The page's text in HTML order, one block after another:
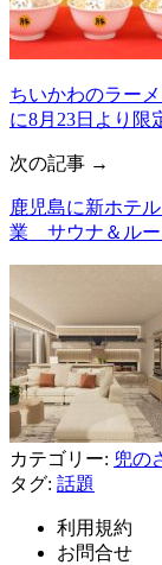
ちいかわのラー
に8月23日より限
次の記事 →
鹿児島に新ホテ
業 サウナ＆ルー
カテゴリー: 兜の
タグ: 話題
利用規約
お問合せ